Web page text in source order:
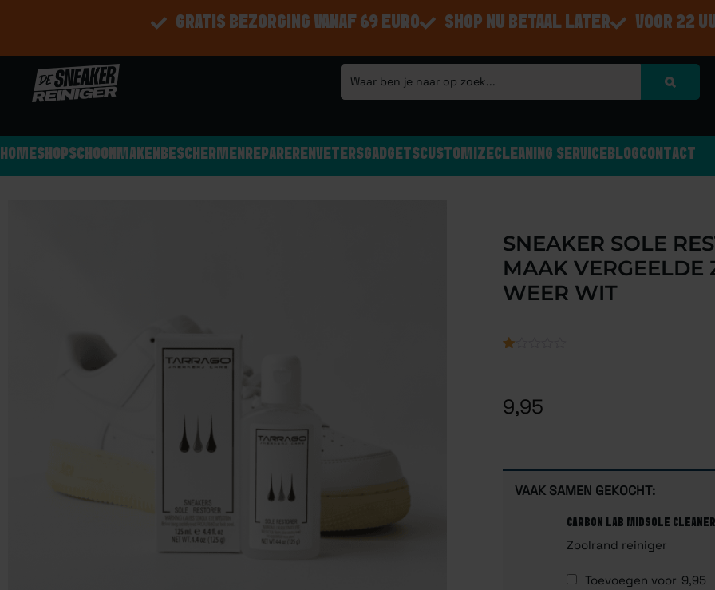
GRATIS BEZORGING VANAF 69 EURO SHOP NU BETAAL LATER VOOR 22
HOMESHOPSCHOONMAKEN BESCHERMEN REPAREREN VETERSGADGETSCUSTOMIZECLEANING SERVICE BLOGCONTACT
SNEAKER SOLE
MAAK VERGEELDE
WEER WIT
gebaseerd
9,95
VAAK SAMEN GEKOCHT:
CARBON LAB MIDSOLE CLEANER
Zoolrand reiniger
Toevoegen voor 9,95